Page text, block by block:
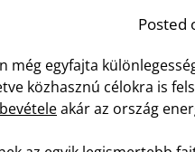
Posted
még egyfajta
közhasznú célokra is
akár az ország